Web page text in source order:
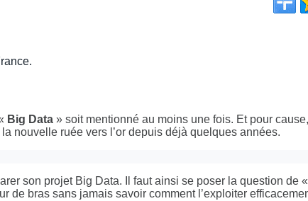
Big Data » soit mentionné au moins une fois. Et pour
nouvelle ruée vers l’or depuis déjà quelques années.
son projet Big Data. Il faut ainsi se poser la question de
de bras sans jamais savoir comment l’exploiter